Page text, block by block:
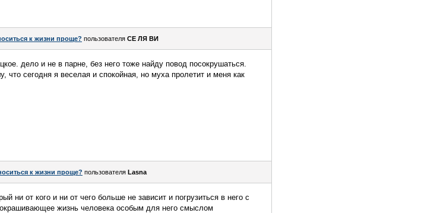
к жизни проще? пользователя СЕ ЛЯ ВИ
дело и не в парне, без него тоже найду повод посокрушаться.
что сегодня я веселая и спокойная, но муха пролетит и меня как
к жизни проще? пользователя Lasna
ни от кого и ни от чего больше не зависит и погрузиться в него с
жизнь человека особым для него смыслом